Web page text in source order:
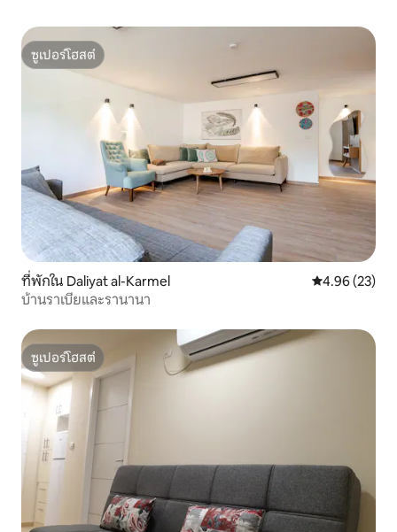
ซูเปอร์โฮสต์
ซูเปอร์โฮสต์
ที่พักใน Daliyat al-Karmel คะแนนเฉลี่ย
4.96 (23)
บ้านราเบียและรานานา
ซูเปอร์โฮสต์
ซูเปอร์โฮสต์